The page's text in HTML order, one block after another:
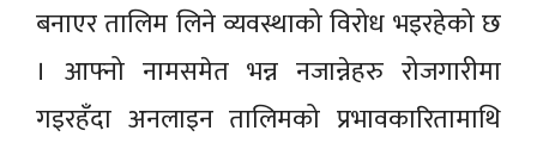
बनाएर तालिम लिने व्यवस्थाको विरोध भइरहेको छ
। आफ्नो नामसमेत भन्न नजान्नेहरु रोजगारीमा
गइरहँदा अनलाइन तालिमको प्रभावकारितामाथि